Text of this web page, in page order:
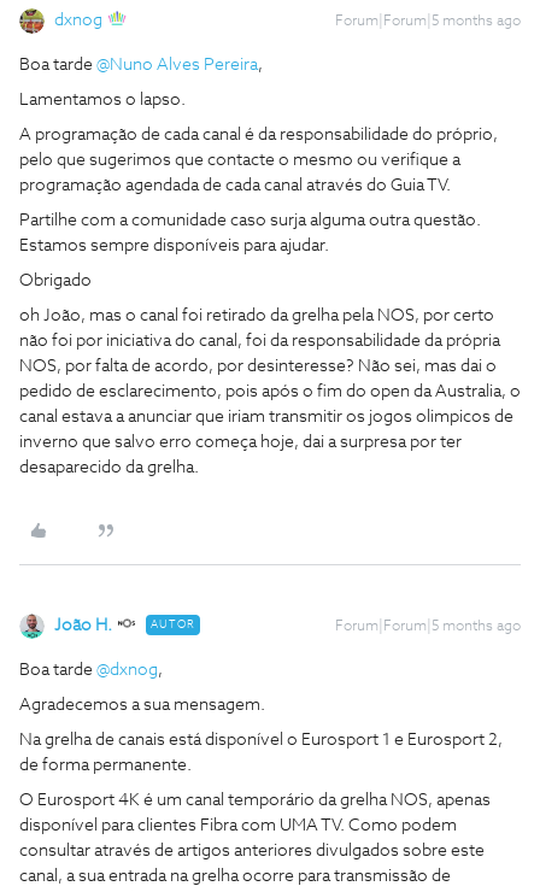
dxnog Forum|Forum|5 months ago
Boa tarde ​ @Nuno Alves Pereira,
Lamentamos o lapso.
A programação de cada canal é da responsabilidade do próprio,
pelo que sugerimos que contacte o mesmo ou verifique a
programação agendada de cada canal através do Guia TV.
Partilhe com a comunidade caso surja alguma outra questão.
Estamos sempre disponíveis para ajudar.
Obrigado
oh João, mas o canal foi retirado da grelha pela NOS, por certo
não foi por iniciativa do canal, foi da responsabilidade da própria
NOS, por falta de acordo, por desinteresse? Não sei, mas dai o
pedido de esclarecimento, pois após o fim do open da Australia, o
canal estava a anunciar que iriam transmitir os jogos olimpicos de
inverno que salvo erro começa hoje, dai a surpresa por ter
desaparecido da grelha.
João H. AUTOR Forum|Forum|5 months ago
Boa tarde ​ @dxnog,
Agradecemos a sua mensagem.
Na grelha de canais está disponível o Eurosport 1 e Eurosport 2,
de forma permanente.
O Eurosport 4K é um canal temporário da grelha NOS, apenas
disponível para clientes Fibra com UMA TV. Como podem
consultar através de artigos anteriores divulgados sobre este
canal, a sua entrada na grelha ocorre para transmissão de